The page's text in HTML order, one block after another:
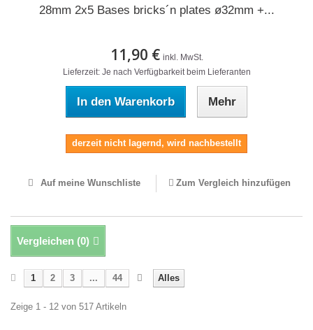
28mm 2x5 Bases bricks´n plates ø32mm +...
11,90 € inkl. MwSt.
Lieferzeit: Je nach Verfügbarkeit beim Lieferanten
In den Warenkorb Mehr
derzeit nicht lagernd, wird nachbestellt
Auf meine Wunschliste Zum Vergleich hinzufügen
Vergleichen (0)
Alles
1 2 3 ... 44
Zeige 1 - 12 von 517 Artikeln